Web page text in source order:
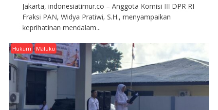
Jakarta, indonesiatimur.co – Anggota Komisi III DPR RI
Fraksi PAN, Widya Pratiwi, S.H., menyampaikan
keprihatinan mendalam...
Hukum Maluku